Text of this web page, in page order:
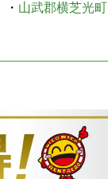
・ 山武郡横芝光町